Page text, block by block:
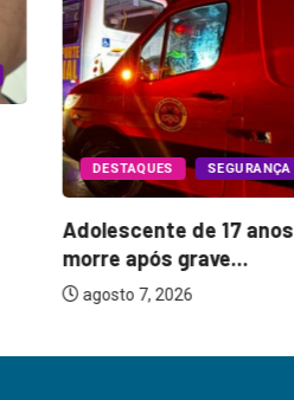
DESTAQUES SEGURANÇA
Adolescente de 17 anos
morre após grave...
agosto 7, 2026